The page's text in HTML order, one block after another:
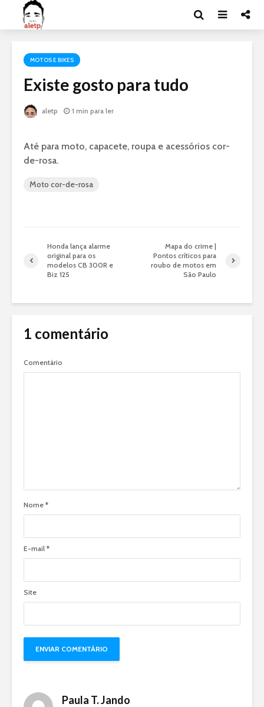
MOTOS E BIKES
Existe gosto para tudo
aletp 1 min para ler
Até para moto, capacete, roupa e acessórios cor-
de-rosa.
Moto cor-de-rosa
Honda lança alarme
original para os
modelos CB 300R e
Biz 125
Mapa do crime |
Pontos críticos para
roubo de motos em
São Paulo
1 comentário
Comentário
Nome *
E-mail *
Site
Paula T. Jando